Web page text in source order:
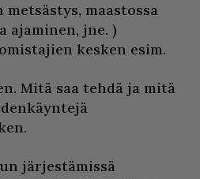
maastossa
ajaminen, jne. )
kesken esim.
Mitä saa tehdä ja mitä
järjestämissä